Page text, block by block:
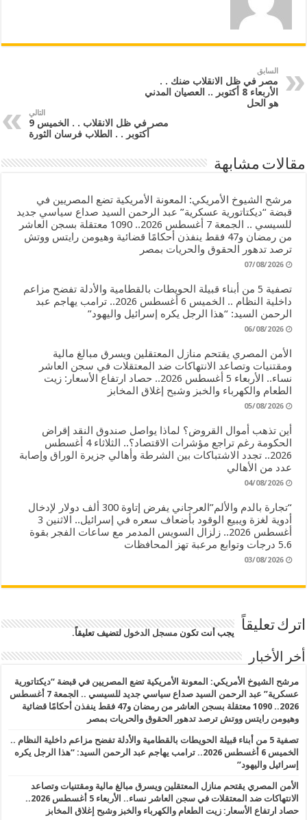
السابق
مصر في ظل الانقلاب ضنك . .
الأربعاء 8 أكتوبر .. العصيان المدني
هو الحل
التالي
مصر في ظل الانقلاب . . الخميس 9
أكتوبر . . الطلاب فرسان الثورة
مقالات مشابهة
مرشح الشيوخ الأمريكي: المعونة الأمريكية تضع المصريين في
قبضة “ديكتاتورية عسكرية” عبد الرحمن السيد صداع سياسي جديد
للسيسي .. الجمعة 7 أغسطس 2026.. 1090 معتقلة بسجن العاشر
من رمضان و47 فقط ينفذن أحكامًا قضائية وهيومن رايتس ووتش
ترصد تدهور الحقوق والحريات بمصر
07/08/2026
تصفية 5 من أبناء قبيلة الحويطات بالقطامية والأدلة تفضح مزاعم
داخلية النظام .. الخميس 6 أغسطس 2026.. ترامب يهاجم عبد
الرحمن السيد: “هذا الرجل يكره إسرائيل واليهود”
06/08/2026
الأمن المصري يقتحم منازل المعتقلين ويسرق مبالغ مالية
ومقتنيات وتصاعد الانتهاكات ضد المعتقلات في سجن العاشر
نساء.. الأربعاء 5 أغسطس 2026.. حصاد ارتفاع الأسعار: زيت
الطعام والكهرباء والخبز وشبح إغلاق المخابز
05/08/2026
أين تذهب أموال القروض؟ لماذا يواصل صندوق النقد إقراض
الحكومة رغم تراجع مؤشرات الاقتصاد؟.. الثلاثاء 4 أغسطس
2026.. تجدد الاشتباكات بين الشرطة وأهالي جزيرة الوراق وإصابة
عدد من الأهالي
04/08/2026
“تجارة بالدم والألم”العرجاني يفرض إتاوة 300 ألف دولار لإدخال
أدوية لغزة ويبيع الوقود بأضعاف سعره في إسرائيل.. الاثنين 3
أغسطس 2026.. زلزال السويس المدمر مع ساعات الفجر بقوة
5.6 درجات وتوابع مرعبة تهز المحافظات
03/08/2026
اترك تعليقاً يجب أنت تكونمسجل الدخول لتضيف تعليقاً.
أخر الأخبار
مرشح الشيوخ الأمريكي: المعونة الأمريكية تضع المصريين في قبضة “ديكتاتورية
عسكرية” عبد الرحمن السيد صداع سياسي جديد للسيسي .. الجمعة 7 أغسطس
2026.. 1090 معتقلة بسجن العاشر من رمضان و47 فقط ينفذن أحكامًا قضائية
وهيومن رايتس ووتش ترصد تدهور الحقوق والحريات بمصر
تصفية 5 من أبناء قبيلة الحويطات بالقطامية والأدلة تفضح مزاعم داخلية النظام ..
الخميس 6 أغسطس 2026.. ترامب يهاجم عبد الرحمن السيد: “هذا الرجل يكره
إسرائيل واليهود”
الأمن المصري يقتحم منازل المعتقلين ويسرق مبالغ مالية ومقتنيات وتصاعد
الانتهاكات ضد المعتقلات في سجن العاشر نساء.. الأربعاء 5 أغسطس 2026..
حصاد ارتفاع الأسعار: زيت الطعام والكهرباء والخبز وشبح إغلاق المخابز